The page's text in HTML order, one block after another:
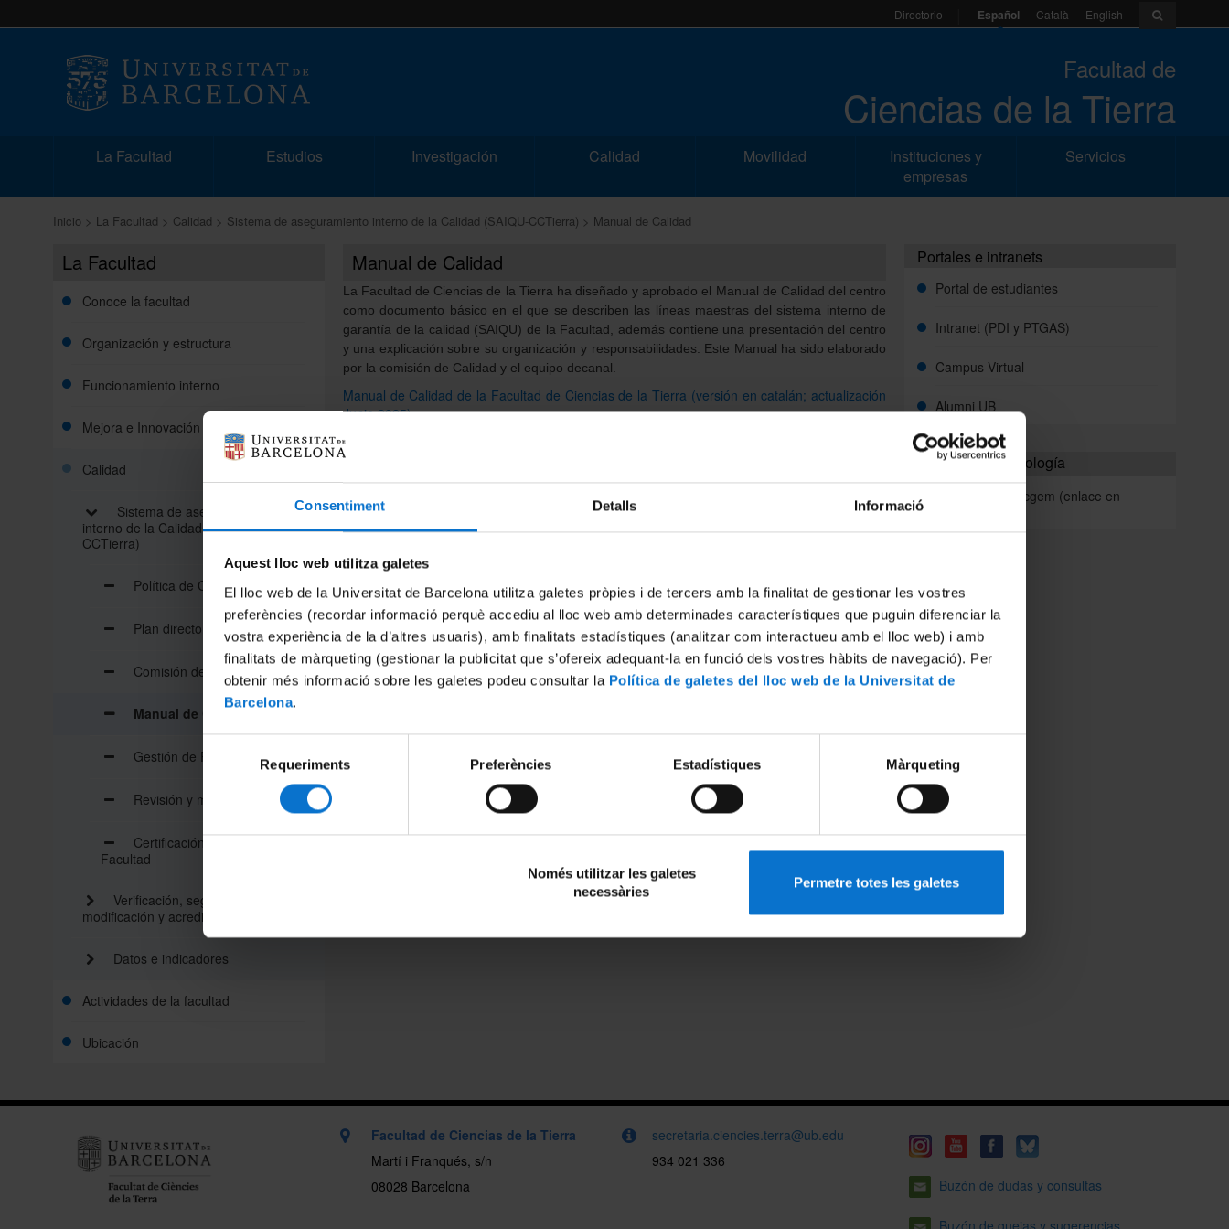
Consentiment Detalls Informació
Aquest lloc web utilitza galetes
El lloc web de la Universitat de Barcelona utilitza galetes pròpies i de tercers amb la finalitat de gestionar les vostres
preferències (recordar informació perquè accediu al lloc web amb determinades característiques que puguin diferenciar la
vostra experiència de la d’altres usuaris), amb finalitats estadístiques (analitzar com interactueu amb el lloc web) i amb
finalitats de màrqueting (gestionar la publicitat que s’ofereix adequant-la en funció dels vostres hàbits de navegació). Per
obtenir més informació sobre les galetes podeu consultar la Política de galetes del lloc web de la Universitat de
Barcelona.
de
consentiment
Requeriments Preferències Estadístiques Màrqueting
Només utilitzar les galetes
necessàries
Permetre totes les galetes
Directorio Español Català English
Facultad de
Ciencias de la Tierra
La Facultad Estudios Investigación Calidad Movilidad
Instituciones y
empresas
Servicios
Inicio La Facultad Calidad Sistema de aseguramiento interno de la Calidad (SAIQU-CCTierra) Manual de Calidad
La Facultad
Conoce la facultad
Organización y estructura
Funcionamiento interno
Mejora e Innovación docente
Calidad
Sistema de aseguramiento
interno de la Calidad (SAIQU-
CCTierra)
Política de Calidad
Plan director de la Facultad
Comisión de Calidad
Manual de Calidad
Gestión de Procesos del SAIQU
Revisión y mejora
Certificación del SAIQU de la
Facultad
Verificación, seguimiento,
modificación y acreditación (VSMA)
Datos e indicadores
Actividades de la facultad
Ubicación
Manual de Calidad
La Facultad de Ciencias de la Tierra ha diseñado y aprobado el Manual de Calidad del centro
como documento básico en el que se describen las líneas maestras del sistema interno de
garantía de la calidad (SAIQU) de la Facultad, además contiene una presentación del centro
y una explicación sobre su organización y responsabilidades. Este Manual ha sido elaborado
por la comisión de Calidad y el equipo decanal.
Manual de Calidad de la Facultad de Ciencias de la Tierra (versión en catalán; actualización
Junio 2025)
Manual de Calidad de la Facultad de Ciencias de la Tierra
Compartir:
Portales e intranets
Portal de estudiantes
Intranet (PDI y PTGAS)
Campus Virtual
Alumni UB
Escuela de Gemología
www.ub.edu/escgem (enlace en
Facultad de Ciencias de la Tierra
Martí i Franqués, s/n
08028 Barcelona
secretaria.ciencies.terra@ub.edu
934 021 336
Buzón de dudas y consultas